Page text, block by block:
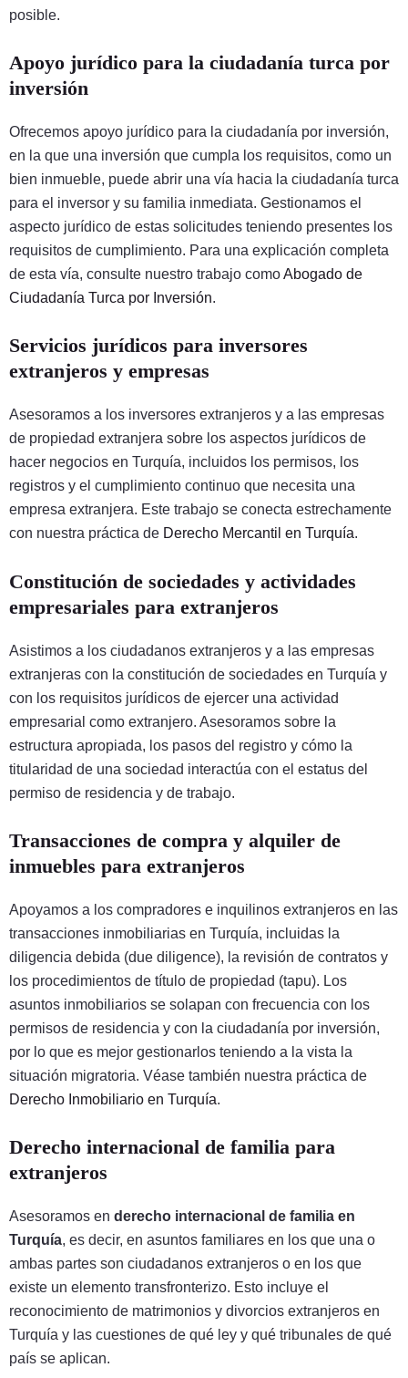
posible.
Apoyo jurídico para la ciudadanía turca por
inversión
Ofrecemos apoyo jurídico para la ciudadanía por inversión,
en la que una inversión que cumpla los requisitos, como un
bien inmueble, puede abrir una vía hacia la ciudadanía turca
para el inversor y su familia inmediata. Gestionamos el
aspecto jurídico de estas solicitudes teniendo presentes los
requisitos de cumplimiento. Para una explicación completa
de esta vía, consulte nuestro trabajo comoAbogado de
Ciudadanía Turca por Inversión.
Servicios jurídicos para inversores
extranjeros y empresas
Asesoramos a los inversores extranjeros y a las empresas
de propiedad extranjera sobre los aspectos jurídicos de
hacer negocios en Turquía, incluidos los permisos, los
registros y el cumplimiento continuo que necesita una
empresa extranjera. Este trabajo se conecta estrechamente
con nuestra práctica de Derecho Mercantil en Turquía.
Constitución de sociedades y actividades
empresariales para extranjeros
Asistimos a los ciudadanos extranjeros y a las empresas
extranjeras con la constitución de sociedades en Turquía y
con los requisitos jurídicos de ejercer una actividad
empresarial como extranjero. Asesoramos sobre la
estructura apropiada, los pasos del registro y cómo la
titularidad de una sociedad interactúa con el estatus del
permiso de residencia y de trabajo.
Transacciones de compra y alquiler de
inmuebles para extranjeros
Apoyamos a los compradores e inquilinos extranjeros en las
transacciones inmobiliarias en Turquía, incluidas la
diligencia debida (due diligence), la revisión de contratos y
los procedimientos de título de propiedad (tapu). Los
asuntos inmobiliarios se solapan con frecuencia con los
permisos de residencia y con la ciudadanía por inversión,
por lo que es mejor gestionarlos teniendo a la vista la
situación migratoria. Véase también nuestra práctica de
Derecho Inmobiliario en Turquía.
Derecho internacional de familia para
extranjeros
Asesoramos en derecho internacional de familia en
Turquía, es decir, en asuntos familiares en los que una o
ambas partes son ciudadanos extranjeros o en los que
existe un elemento transfronterizo. Esto incluye el
reconocimiento de matrimonios y divorcios extranjeros en
Turquía y las cuestiones de qué ley y qué tribunales de qué
país se aplican.